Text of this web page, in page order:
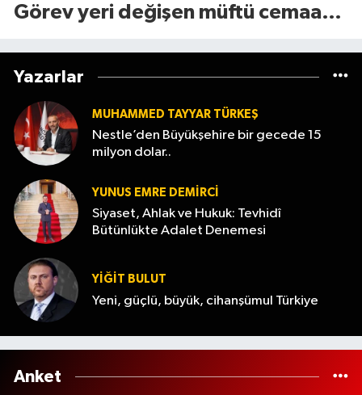
Görev yeri değişen müftü cemaate
Yazarlar
MUHAMMED TAYYAR TÜRKEŞ
Nestle’den Büyükşehire bir gecede 15
milyon dolar..
YUNUS EMRE DEMIRCI
Siyaset, Ahlak ve Hukuk: Tevhidî
Bütünlükte Adalet Denemesi
YİĞİT BULUT
Yeni, güçlü, büyük, cihanşümul Türkiye
Anket